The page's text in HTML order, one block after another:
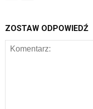
ZOSTAW ODPOWIEDŹ